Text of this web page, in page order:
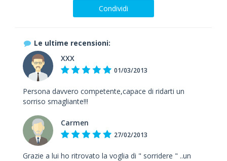
Condividi
Le ultime recensioni:
XXX
01/03/2013
Persona davvero competente,capace di ridarti un
sorriso smagliante!!!
Carmen
27/02/2013
Grazie a lui ho ritrovato la voglia di " sorridere " ..un